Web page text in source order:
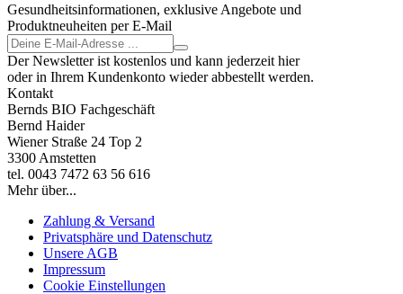
Gesundheitsinformationen, exklusive Angebote und
Produktneuheiten per E-Mail
Der Newsletter ist kostenlos und kann jederzeit hier
oder in Ihrem Kundenkonto wieder abbestellt werden.
Kontakt
Bernds BIO Fachgeschäft
Bernd Haider
Wiener Straße 24 Top 2
3300 Amstetten
tel. 0043 7472 63 56 616
Mehr über...
Zahlung & Versand
Privatsphäre und Datenschutz
Unsere AGB
Impressum
Cookie Einstellungen